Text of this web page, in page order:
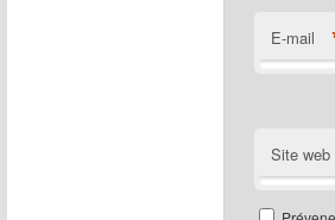
E-mail
Site web